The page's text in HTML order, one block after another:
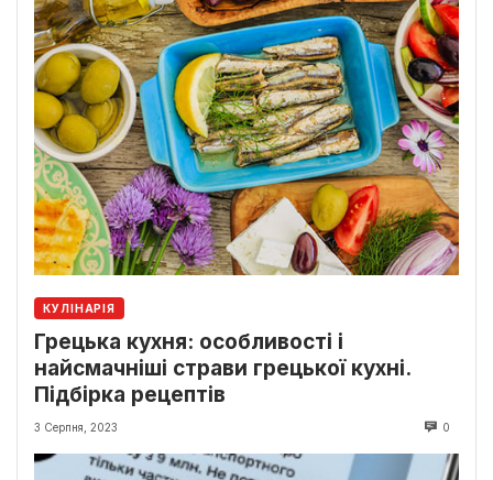
КУЛІНАРІЯ
Грецька кухня: особливості і
найсмачніші страви грецької кухні.
Підбірка рецептів
3 Серпня, 2023 0